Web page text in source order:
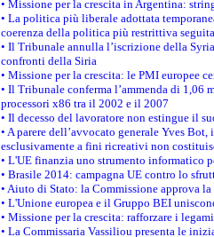
• Missione per la crescita in Argentina:
• La politica più liberale adottata
coerenza della politica più restrittiva
• Il Tribunale annulla l’iscrizione della
confronti della Siria
• Missione per la crescita: le PMI europee
• Il Tribunale conferma l’ammenda di
processori x86 tra il 2002 e il 2007
• Il decesso del lavoratore non estingue il
• A parere dell’avvocato generale Yves
esclusivamente a fini ricreativi non
• L'UE finanzia uno strumento informatico
• Brasile 2014: campagna UE contro lo
• Aiuto di Stato: la Commissione approva
• L'Unione europea e il Gruppo BEI
• Missione per la crescita: rafforzare i
• La Commissaria Vassiliou presenta le